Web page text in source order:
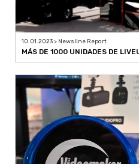
10.01.2023 > Newsline Report
MÁS DE 1000 UNIDADES DE